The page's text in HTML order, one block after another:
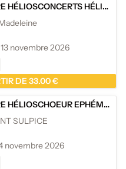
HÉLIOSCONCERTS HÉLIOS
novembre 2026
DE 33.00 €
HÉLIOSCHOEUR EPHÉMÈRE DE PARIS
SULPICE
novembre 2026